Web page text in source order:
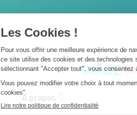
A propos 👇